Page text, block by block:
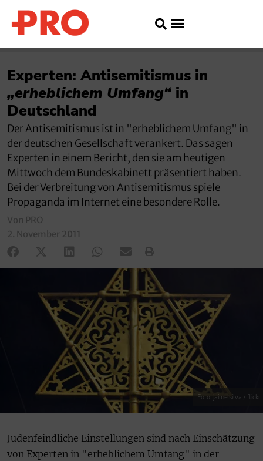
Experten: Antisemitismus in
„erheblichem Umfang“ in
Deutschland
Der Antisemitismus ist in "erheblichem Umfang" in
der deutschen Gesellschaft verankert. Das sagen
Experten in einem Bericht, den sie am heutigen
Mittwoch dem Bundeskabinett präsentiert haben.
Bei der Verbreitung von Antisemitismus spiele
Propaganda im Internet eine besondere Rolle.
Von PRO
2. November 2011
Foto: jaime.silva / flickr
Judenfeindliche Einstellungen sind nach Einschätzung
von Experten in "erheblichem Umfang" in der